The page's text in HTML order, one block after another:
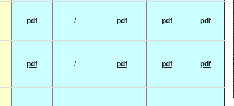
pdf / pdf pdf pdf
pdf / pdf pdf pdf